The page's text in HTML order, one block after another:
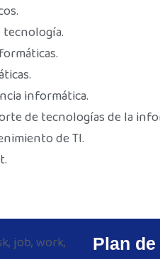
informática.
de tecnologías de la
de TI.
Plan